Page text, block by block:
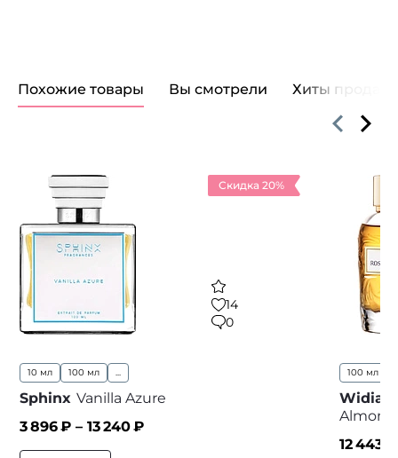
Похожие товары Вы смотрели Хиты продаж
Скидка 20%
14
0
10 мл 100 мл
Sphinx Vanilla Azure
3 896₽ – 13 240₽
100 мл
Widian
Almond
12 443